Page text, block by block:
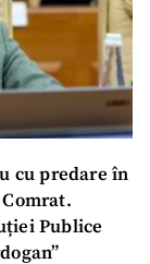
cu predare în
Publice